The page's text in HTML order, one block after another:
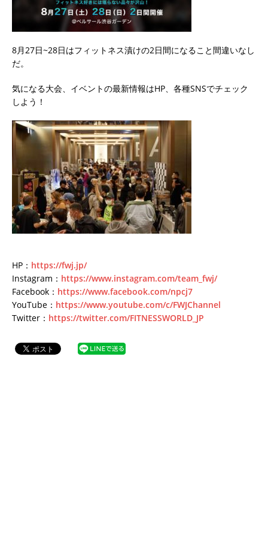
8月27日~28日はフィットネス漬けの2日間になること間違いなし
だ。
気になる大会、イベントの最新情報はHP、各種SNSでチェック
しよう！
HP： https://fwj.jp/
Instagram： https://www.instagram.com/team_fwj/
Facebook： https://www.facebook.com/npcj7
YouTube： https://www.youtube.com/c/FWJChannel
Twitter： https://twitter.com/FITNESSWORLD_JP